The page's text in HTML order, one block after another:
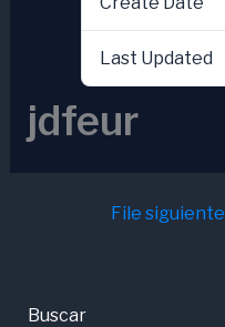
Last Updated
jdfeur
File siguiente
Buscar